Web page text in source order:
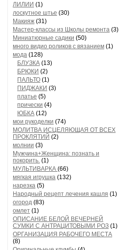
ЛИЛИИ (1)
лоскутное штье (30)
Макияж (31)
Мастер-классы из Школы ремонта (3)
Миниатюрные садики (50)
много видио роликов с вязанием (1)
мода (128)
БЛУЗКА (13)
БРЮКИ (2)
ПАЛЬТО (1)
ПИДЖАКИ (3)
платье (5)
прически (4)
ЮБКА (12)
мои рукоделки (74)
МОЛИТВА ИСЦЕЛЯЮЩАЯ ОТ ВСЕХ
ПРОКЛЯТИЙ (2)
молнии (3)
Мужчина+Женщина: познать и
покорить. (1)
МУЛЬТИВАРКА (66)
мягкая игрушка (132)
нарезка (5)
Народный рецепт лечения кашля (1)
огород (83)
омлет (1)
ОПИСАНИЕ БЕЛОЙ ВЕЧЕРНЕЙ
СУМКИ С АНТРАЦИТОВЫМИ РОЗ (1)
ОРГАНИЗАЦИЯ РАБОЧЕГО МЕСТА
(8)